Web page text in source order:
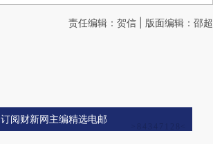
责任编辑：贺信 | 版面编辑：邵超
订阅财新网主编精选电邮